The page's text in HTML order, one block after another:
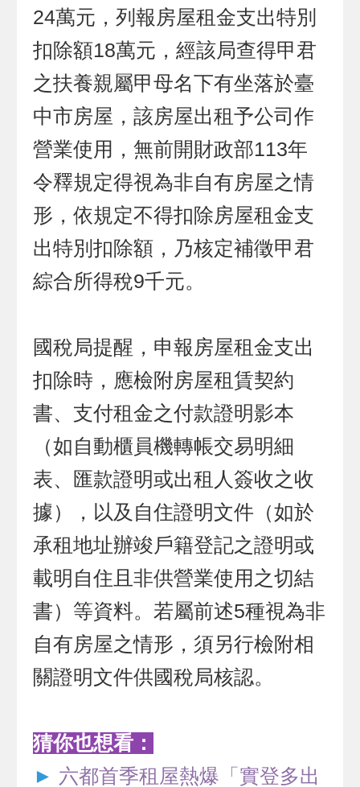
24萬元，列報房屋租金支出特別
扣除額18萬元，經該局查得甲君
之扶養親屬甲母名下有坐落於臺
中市房屋，該房屋出租予公司作
營業使用，無前開財政部113年
令釋規定得視為非自有房屋之情
形，依規定不得扣除房屋租金支
出特別扣除額，乃核定補徵甲君
綜合所得稅9千元。
國稅局提醒，申報房屋租金支出
扣除時，應檢附房屋租賃契約
書、支付租金之付款證明影本
（如自動櫃員機轉帳交易明細
表、匯款證明或出租人簽收之收
據），以及自住證明文件（如於
承租地址辦竣戶籍登記之證明或
載明自住且非供營業使用之切結
書）等資料。若屬前述5種視為非
自有房屋之情形，須另行檢附相
關證明文件供國稅局核認。
猜你也想看：
► 六都首季租屋熱爆「實登多出